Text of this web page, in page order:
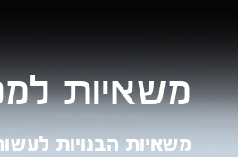
משאיות למכירה
משאיות הבנויות